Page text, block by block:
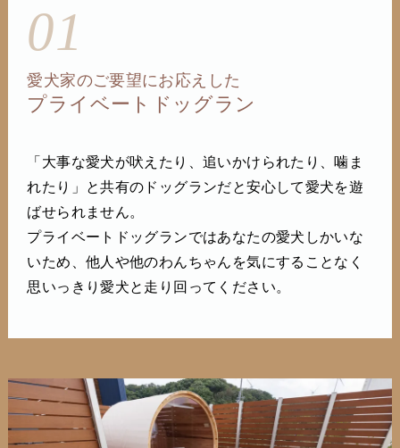
01
愛犬家のご要望にお応えした
プライベートドッグラン
「大事な愛犬が吠えたり、追いかけられたり、噛ま
れたり」と共有のドッグランだと安心して愛犬を遊
ばせられません。
プライベートドッグランではあなたの愛犬しかいな
いため、他人や他のわんちゃんを気にすることなく
思いっきり愛犬と走り回ってください。